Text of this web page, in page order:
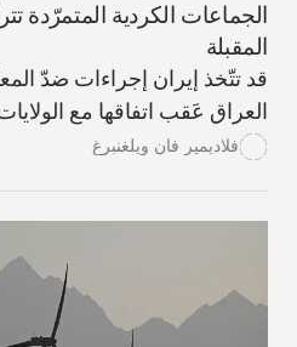
الجماعات الكردية
المقبلة
قد تتّخذ إيران إجراءات ضدّ
العراق عَقب اتفاقها مع
فلاديمير فان ويلغنبرغ